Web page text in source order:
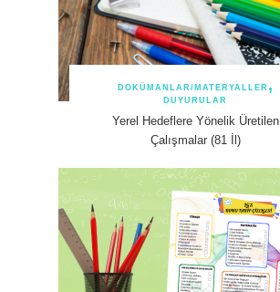
DOKÜMANLAR/MATERYALLER
DUYURULAR
Yerel Hedeflere Yönelik Üretilen
Çalışmalar (81 İl)